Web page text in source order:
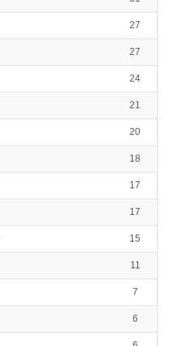
27
27
24
21
20
18
17
17
15
11
7
6